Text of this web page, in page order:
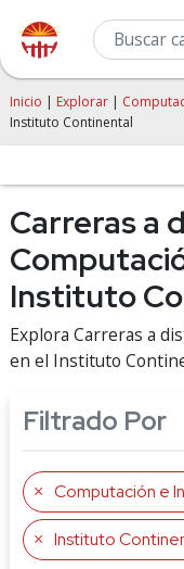
Inicio | Explorar |
Instituto Continental
Carreras a
Instituto
Explora Carreras a
en el Instituto
Filtrado Por
Computación e
Instituto